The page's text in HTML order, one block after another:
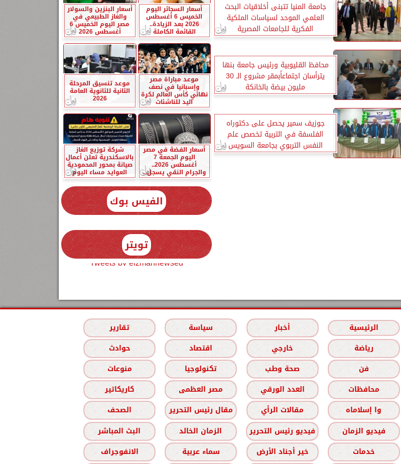
جامعة المنيا تتبنى أخلاقيات البحث
العلمي الموحد لسياسات الملكية
الفكرية للجامعات المصرية
محافظ القليوبية ورئيس جامعة بنها
يترأسان اجتماعاًبمقر مشروع الـ 30
مليون بيضة بالخانكة
جوزيف سمير يحصل على دكتوراه
الفلسفة في التربية تخصص علم
النفس التربوي بجامعة السويس
أسعار السجائر اليوم
الخميس 6 أغسطس
2026 بعد الزيادة..
القائمة الكاملة
أسعار البنزين والسولار
والغاز الطبيعي في
مصر اليوم الخميس 6
أغسطس 2026
موعد مباراة مصر
وإسبانيا في نصف
نهائي كأس العالم لكرة
اليد للناشئات
موعد تنسيق المرحلة
الثانية للثانوية العامة
2026
أسعار الفضة في مصر
اليوم الجمعة 7
أغسطس 2026..
والجرام النقي يسجل...
شركة توزيع الغاز
بالاسكندرية تعلن أعمال
صيانة بمحور المحمودية
العوايد مساء اليوم
الفيس بوك
تويتر
Tweets by elzmannewseg
الرئيسية أخبار سياسة
تقارير
رياضة
خارجي اقتصاد
حوادث
فن
صحة وطب تكنولوجيا
منوعات
محافظات
العدد الورقي مصر العظمى
كاريكاتير
وا إسلاماه
مقالات الرأي مقال رئيس التحرير
الصحف
فيديو الزمان
فيديو رئيس التحرير الزمان الخالد
البث المباشر
خدمات
خير أجناد الأرض سماء عربية الانفوجراف